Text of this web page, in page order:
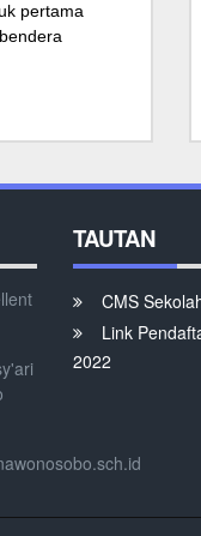
pertama
TAUTAN
CMS
Link
2022